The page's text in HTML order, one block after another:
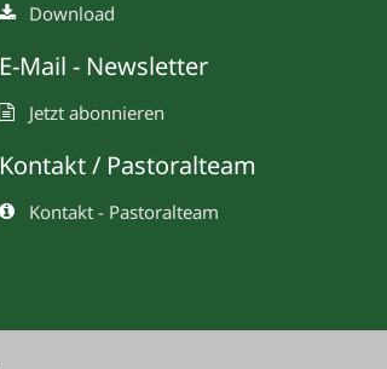
Download
E-Mail - Newsletter
Jetzt abonnieren
Kontakt / Pastoralteam
Kontakt - Pastoralteam